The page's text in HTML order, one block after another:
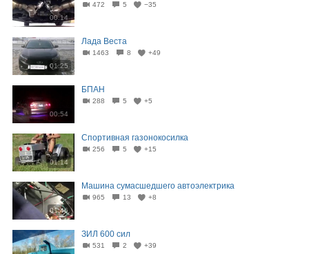
00:14
472 5 −35
01:25
Лада Веста
1463 8 +49
00:54
БПАН
288 5 +5
01:14
Спортивная газонокосилка
256 5 +15
01:46
Машина сумасшедшего автоэлектрика
965 13 +8
ЗИЛ 600 сил
531 2 +39